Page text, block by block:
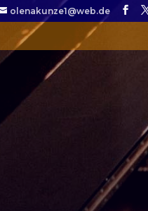
olenakunze1@web.de